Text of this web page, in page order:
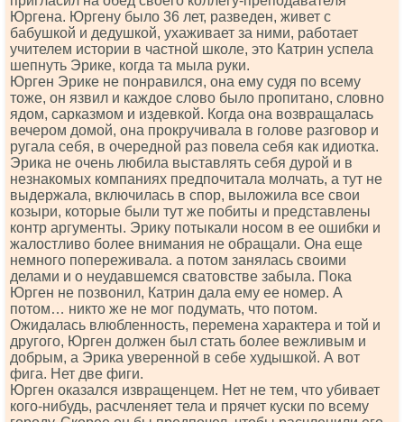
Юргена. Юргену было 36 лет, разведен, живет с
бабушкой и дедушкой, ухаживает за ними, работает
учителем истории в частной школе, это Катрин успела
шепнуть Эрике, когда та мыла руки.
Юрген Эрике не понравился, она ему судя по всему
тоже, он язвил и каждое слово было пропитано, словно
ядом, сарказмом и издевкой. Когда она возвращалась
вечером домой, она прокручивала в голове разговор и
ругала себя, в очередной раз повела себя как идиотка.
Эрика не очень любила выставлять себя дурой и в
незнакомых компаниях предпочитала молчать, а тут не
выдержала, включилась в спор, выложила все свои
козыри, которые были тут же побиты и представлены
контр аргументы. Эрику потыкали носом в ее ошибки и
жалостливо более внимания не обращали. Она еще
немного попереживала. а потом занялась своими
делами и о неудавшемся сватовстве забыла. Пока
Юрген не позвонил, Катрин дала ему ее номер. А
потом… никто же не мог подумать, что потом.
Ожидалась влюбленность, перемена характера и той и
другого, Юрген должен был стать более вежливым и
добрым, а Эрика уверенной в себе худышкой. А вот
фига. Нет две фиги.
Юрген оказался извращенцем. Нет не тем, что убивает
кого-нибудь, расчленяет тела и прячет куски по всему